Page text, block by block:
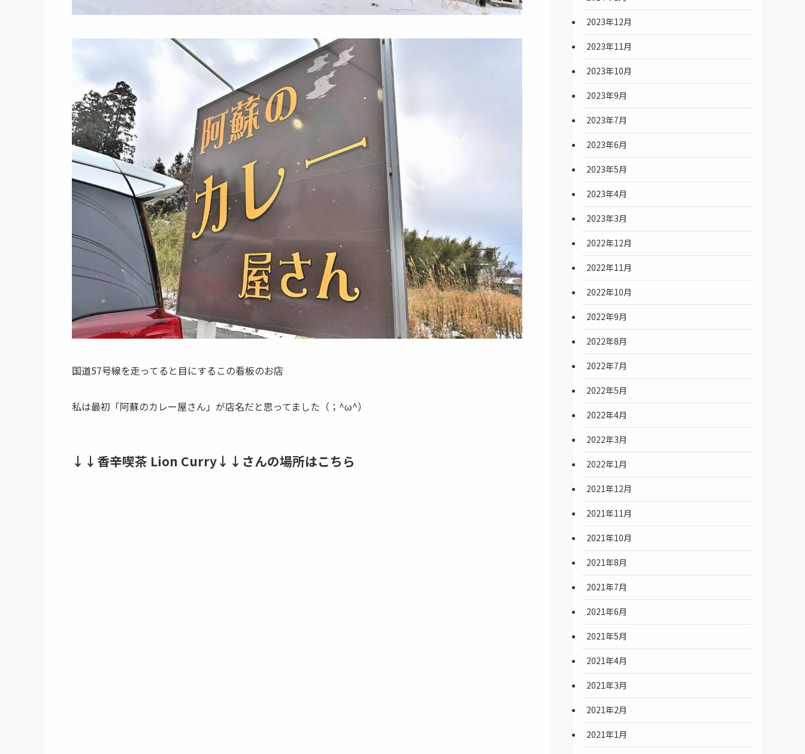
国道57号線を走ってると目にするこの看板のお店
私は最初「阿蘇のカレー屋さん」が店名だと思ってました（；^ω^）
↓↓​ 香辛喫茶 Lion Curry↓↓さんの場所はこちら
2023年12月
2023年11月
2023年10月
2023年9月
2023年7月
2023年6月
2023年5月
2023年4月
2023年3月
2022年12月
2022年11月
2022年10月
2022年9月
2022年8月
2022年7月
2022年5月
2022年4月
2022年3月
2022年1月
2021年12月
2021年11月
2021年10月
2021年8月
2021年7月
2021年6月
2021年5月
2021年4月
2021年3月
2021年2月
2021年1月